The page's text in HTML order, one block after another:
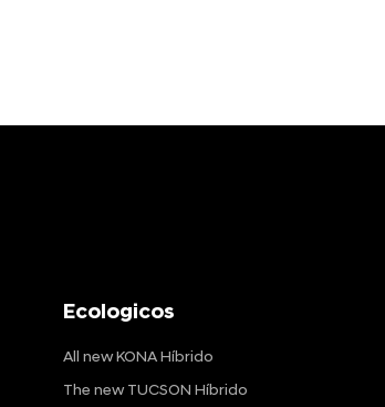
Ecologicos
All new KONA Híbrido
The new TUCSON Híbrido